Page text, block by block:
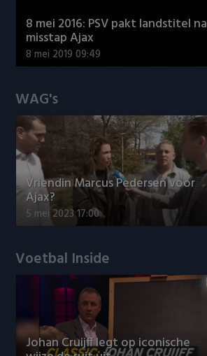
8 mei 2016: PSV pakt landstitel na
misstap Ajax
8 mei 2019 09:49
WAG's
Vriendin Marcus Pedersen voor
Ajax?
5 mei 2023 17:00
Voetbal Inside
Johan Cruijff legt op iconische